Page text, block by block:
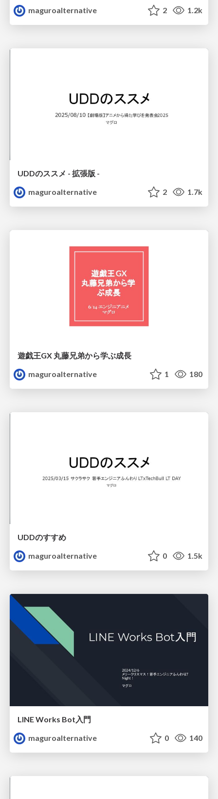
maguroalternative
2 1.2k
UDDのススメ - 拡張版 -
maguroalternative
2 1.7k
遊戯王GX 丸藤兄弟から学ぶ成長
maguroalternative
1 180
UDDのすすめ
maguroalternative
0 1.5k
LINE Works Bot入門
maguroalternative
0 140